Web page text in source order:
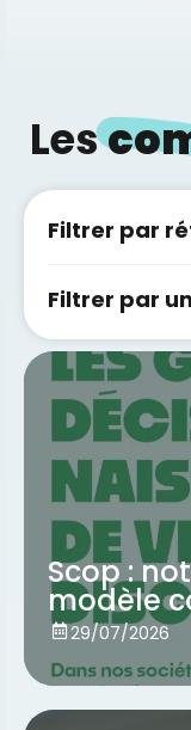
Les
Filtrer par
Filtrer par
Scop :
modèle
29/07/2026
Voir